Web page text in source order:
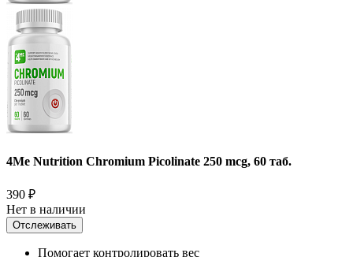
4Me Nutrition Chromium Picolinate 250 mcg, 60 таб.
390 ₽
Нет в наличии
Отслеживать
Помогает контролировать вес